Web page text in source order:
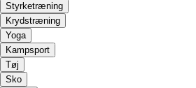
Styrketræning
Krydstræning
Yoga
Kampsport
Tøj
Sko